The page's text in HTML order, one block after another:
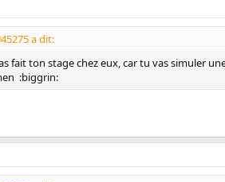
a dit:
fait ton stage chez eux, car tu vas simuler
:biggrin: